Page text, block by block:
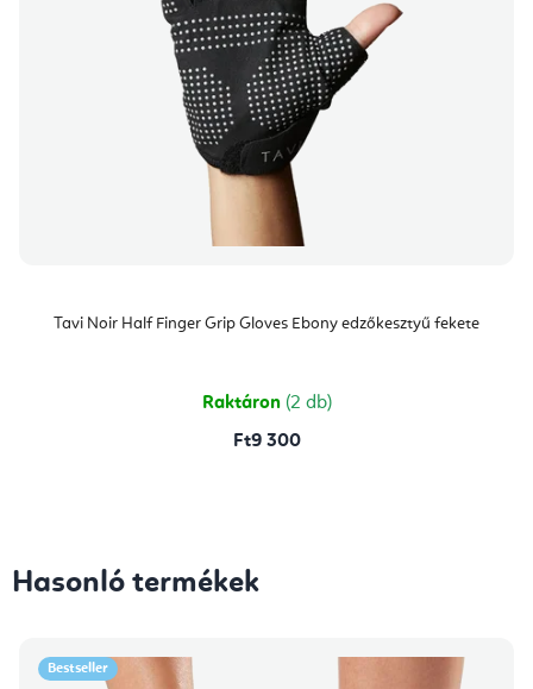
Tavi Noir Half Finger Grip Gloves Ebony edzőkesztyű fekete
Raktáron (2 db)
Ft9 300
Hasonló termékek
Bestseller